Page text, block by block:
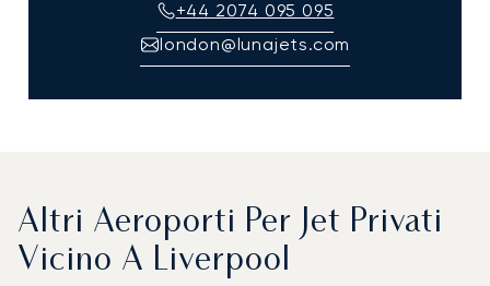
+44 2074 095 095
london@lunajets.com
Altri Aeroporti Per Jet Privati
Vicino A Liverpool